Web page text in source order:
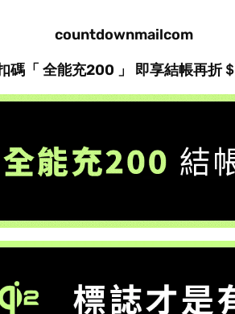
碼「 全能充200 」 即享結帳再折＄